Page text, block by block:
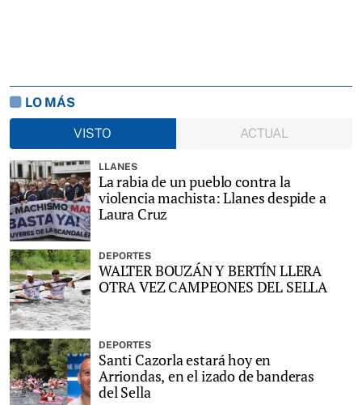
LO MÁS
VISTO
ACTUAL
LLANES
La rabia de un pueblo contra la
violencia machista: Llanes despide a
Laura Cruz
DEPORTES
WALTER BOUZÁN Y BERTÍN LLERA
OTRA VEZ CAMPEONES DEL SELLA
DEPORTES
Santi Cazorla estará hoy en
Arriondas, en el izado de banderas
del Sella